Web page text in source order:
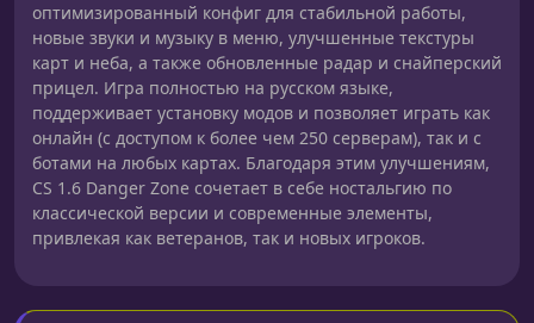
оптимизированный конфиг для стабильной работы,
новые звуки и музыку в меню, улучшенные текстуры
карт и неба, а также обновленные радар и снайперский
прицел. Игра полностью на русском языке,
поддерживает установку модов и позволяет играть как
онлайн (с доступом к более чем 250 серверам), так и с
ботами на любых картах. Благодаря этим улучшениям,
CS 1.6 Danger Zone сочетает в себе ностальгию по
классической версии и современные элементы,
привлекая как ветеранов, так и новых игроков.